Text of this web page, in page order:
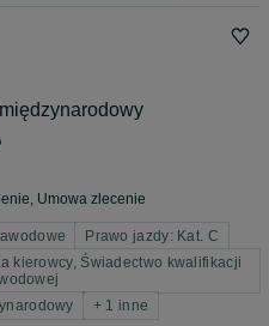
Umowa zlecenie
Prawo jazdy: Kat. C
kierowcy, Świadectwo kwalifikacji
+ 1 inne